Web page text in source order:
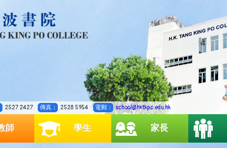
2527 2427 傳真： 2528 5954 電郵： school@hktkpc.edu.hk
師 學生 家長